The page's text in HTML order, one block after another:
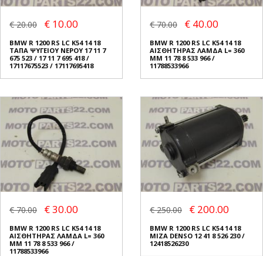
€ 20.00 € 10.00
BMW R 1200 RS LC K54 14 18
ΤΑΠΑ ΨΥΓΕΙΟΥ ΝΕΡΟΥ 17 11 7
675 523 / 17 11 7 695 418 /
17117675523 / 17117695418
€ 70.00 € 40.00
BMW R 1200 RS LC K54 14 18
ΑΙΣΘΗΤΗΡΑΣ ΛΑΜΔΑ L= 360
MM 11 78 8 533 966 /
11788533966
€ 70.00 € 30.00
BMW R 1200 RS LC K54 14 18
ΑΙΣΘΗΤΗΡΑΣ ΛΑΜΔΑ L= 360
MM 11 78 8 533 966 /
11788533966
€ 250.00 € 200.00
BMW R 1200 RS LC K54 14 18
ΜΙΖΑ DENSO 12 41 8 526 230 /
12418526230